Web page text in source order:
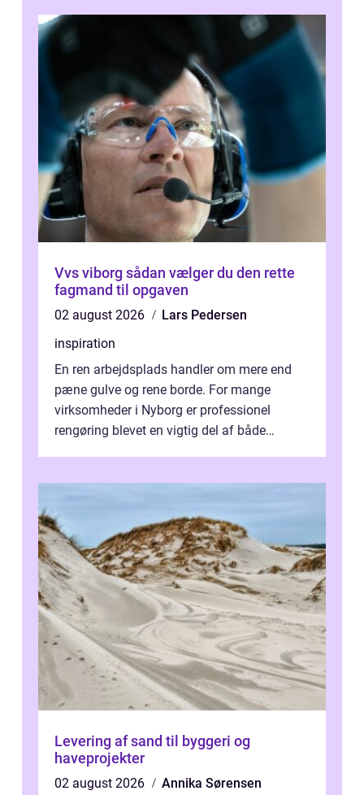
Vvs viborg sådan vælger du den rette
fagmand til opgaven
02 august 2026
Lars Pedersen
inspiration
En ren arbejdsplads handler om mere end
pæne gulve og rene borde. For mange
virksomheder i Nyborg er professionel
rengøring blevet en vigtig del af både
Levering af sand til byggeri og
haveprojekter
02 august 2026
Annika Sørensen